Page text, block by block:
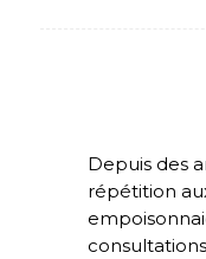
Depuis des
répétition